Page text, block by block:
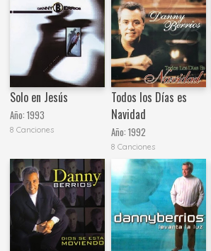
Solo en Jesús
Año:1993
8 Canciones
Todos los Días es
Navidad
Año: 1992
8 Canciones